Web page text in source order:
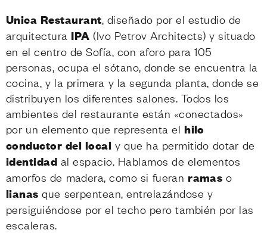
Unica Restaurant, diseñado por el estudio de
arquitectura IPA (Ivo Petrov Architects) y situado
en el centro de Sofía, con aforo para 105
personas, ocupa el sótano, donde se encuentra la
cocina, y la primera y la segunda planta, donde se
distribuyen los diferentes salones. Todos los
ambientes del restaurante están «conectados»
por un elemento que representa elhilo
conductor del local y que ha permitido dotar de
identidad al espacio. Hablamos de elementos
amorfos de madera, como si fueranramas o
lianas que serpentean, entrelazándose y
persiguiéndose por el techo pero también por las
escaleras.